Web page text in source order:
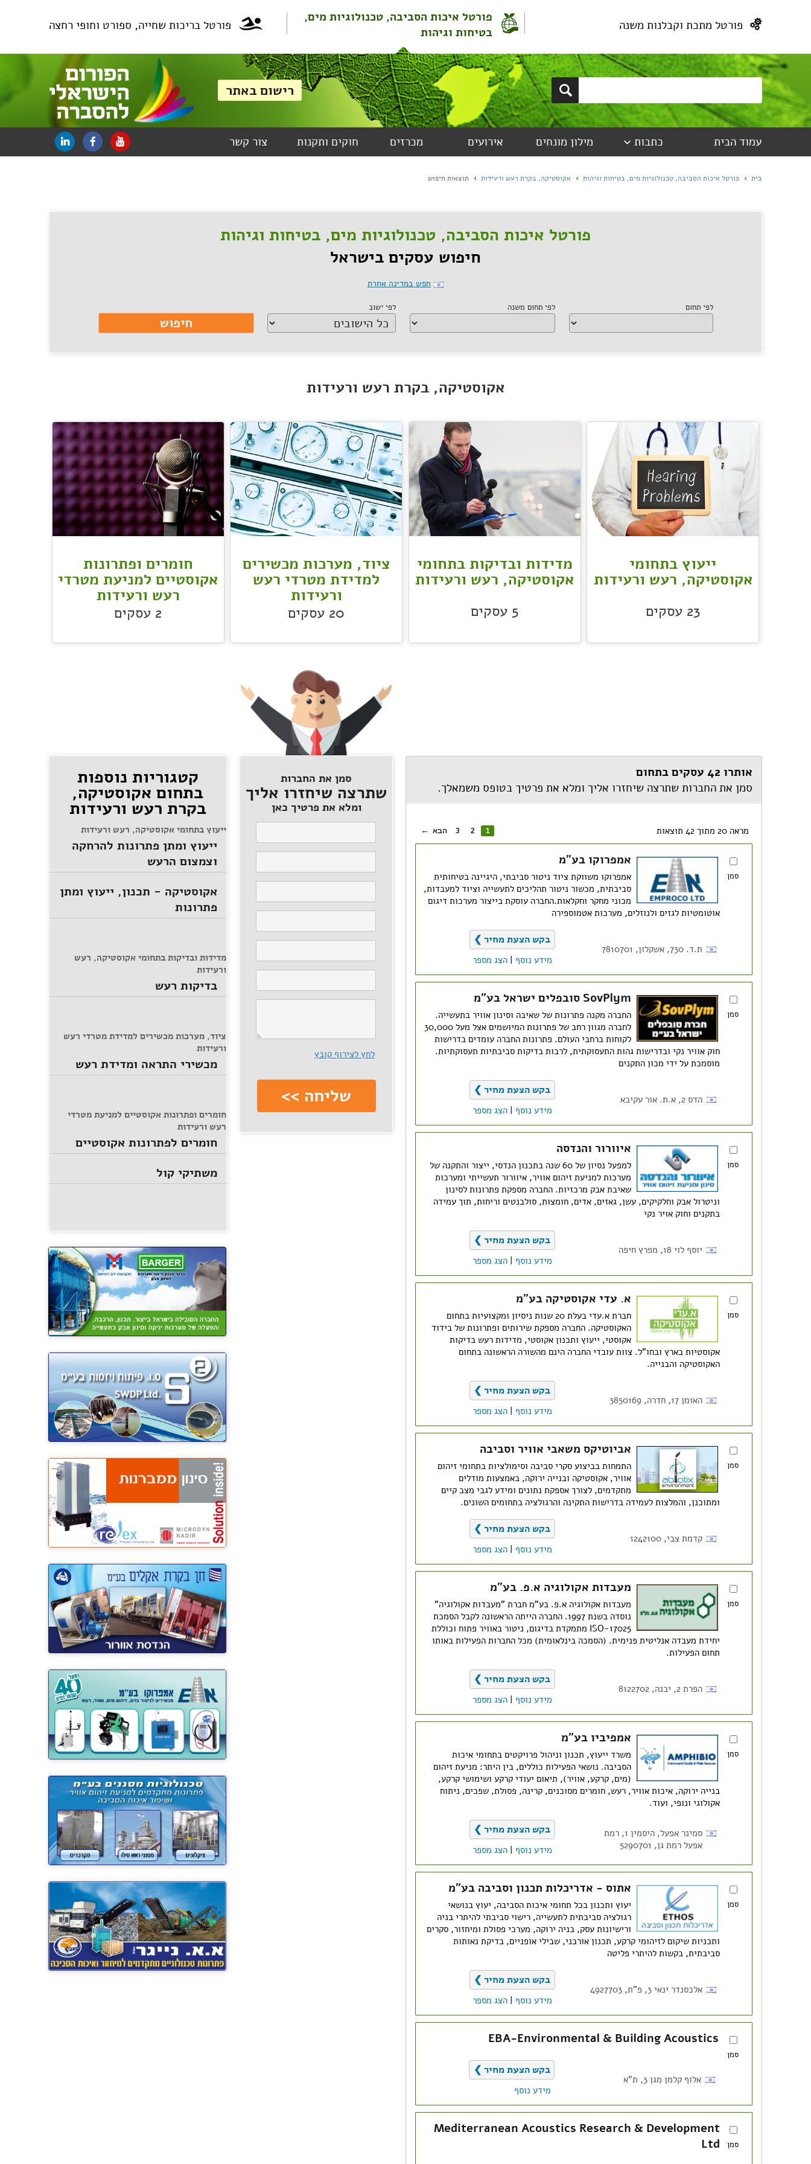
פורטל מתכת וקבלנות משנה
פורטל איכות הסביבה, טכנולוגיות מים,
בטיחות וגיהות
פורטל בריכות שחייה, ספורט וחופי רחצה
עמוד הבית כתבות מילון מונחים אירועים מכרזים חוקים ותקנות צור קשר
בית פורטל איכות הסביבה, טכנולוגיות מים, בטיחות וגיהות אקוסטיקה, בקרת רעש ורעידות תוצאות חיפוש
פורטל איכות הסביבה, טכנולוגיות מים, בטיחות וגיהות
חיפוש עסקים בישראל
חפש במדינה אחרת
לפי תחום לפי תחום משנה לפי ישוב
אקוסטיקה, בקרת רעש ורעידות
ייעוץ בתחומי
אקוסטיקה, רעש ורעידות
23 עסקים
מדידות ובדיקות בתחומי
אקוסטיקה, רעש ורעידות
5 עסקים
ציוד, מערכות מכשירים
למדידת מטרדי רעש
ורעידות
20 עסקים
חומרים ופתרונות
אקוסטיים למניעת מטרדי
רעש ורעידות
2 עסקים
אותרו 42 עסקים בתחום
סמן את החברות שתרצה שיחזרו אליך ומלא את פרטיך בטופס משמאלך.
מראה 20 מתוך 42 תוצאות 1
2
3 הבא
סמן
אמפרוקו בע"מ
אמפרוקו משווקת ציוד ניטור סביבתי, היגיינה בטיחותית
סביבתית, מכשור ניטור תהליכים לתעשייה וציוד למעבדות,
מכוני מחקר וחקלאות.החברה עוסקת בייצור מערכות דיגום
אוטומטיות לגזים ולנוזלים, מערכות אטמוספירה
ת.ד. 730, אשקלון, 7810701
בקש הצעת מחיר ❯
מידע נוסף |הצג מספר
סמן
SovPlym סובפלים ישראל בע"מ
החברה מקנה פתרונות של שאיבה וסינון אוויר בתעשייה.
לחברה מגוון רחב של פתרונות המיושמים אצל מעל 30,000
לקוחות ברחבי העולם. פתרונות החברה עומדים בדרישות
חוק אוויר נקי ובדרישות גהות התעסוקתית, לרבות בדיקות סביבתיות תעסוקתיות.
מוסמכת על ידי מכון התקנים
הדס 2, א.ת. אור עקיבא
בקש הצעת מחיר ❯
מידע נוסף |הצג מספר
סמן
איוורור והנדסה
למפעל נסיון של 60 שנה בתכנון הנדסי, ייצור והתקנה של
מערכות למניעת זיהום אוויר, איוורור תעשייתי ומערכות
שאיבת אבק מרכזיות. החברה מספקת פתרונות לסינון
וניטרול אבק וחלקיקים, עשן, גאזים, אדים, חומצות, סולבנטים וריחות, תוך עמידה
בתקנים וחוק אויר נקי
יוסף לוי 18, מפרץ חיפה
בקש הצעת מחיר ❯
מידע נוסף |הצג מספר
סמן
א. עדי אקוסטיקה בע"מ
חברת א.עדי בעלת 20 שנות ניסיון ומקצועיות בתחום
האקוסטיקה. החברה מספקת שירותים ופתרונות של בידוד
אקוסטי, ייעוץ ותכנון אקוסטי, מדידות רעש בדיקות
אקוסטיות בארץ ובחו”ל. צוות עובדי החברה הינם מהשורה הראשונה בתחום
האקוסטיקה והבנייה.
האומן 17, חדרה, 3850169
בקש הצעת מחיר ❯
מידע נוסף |הצג מספר
סמן
אביוטיקס משאבי אוויר וסביבה
התמחות בביצוע סקרי סביבה וסימולציות בתחומי זיהום
אוויר, אקוסטיקה ובנייה ירוקה, באמצעות מודלים
מתקדמים, לצורך אספקת נתונים ומידע לגבי מצב קיים
ומתוכנן, והמלצות לעמידה בדרישות התקינה והרגולציה בתחומים השונים.
קדמת צבי, 1242100
בקש הצעת מחיר ❯
מידע נוסף |הצג מספר
סמן
מעבדות אקולוגיה א.פ. בע"מ
מעבדות אקולוגיה א.פ. בע"מ חברת "מעבדות אקולוגיה"
נוסדה בשנת 1997. החברה הייתה הראשונה לקבל הסמכת
ISO-17025 מתמקדת בדיגום, ניטור באוויר פתוח וכוללת
יחידת מעבדה אנליטית פנימית. (הסמכה בינלאומית) מכל החברות הפעילות באותו
תחום הפעילות.
הפרת 2, יבנה, 8122702
בקש הצעת מחיר ❯
מידע נוסף |הצג מספר
סמן
אמפיביו בע"מ
משרד ייעוץ, תכנון וניהול פרויקטים בתחומי איכות
הסביבה. נושאי הפעילות כוללים, בין היתר: מניעת זיהום
(מים, קרקע, אוויר), תיאום יעודי קרקע ושימושי קרקע,
בנייה ירוקה, איכות אוויר, רעש, חומרים מסוכנים, קרינה, פסולת, שפכים, ניתוח
אקולוגי ונופי, ועוד.
סמינר אפעל, היסמין 1, רמת
אפעל רמת גן, 5290701
בקש הצעת מחיר ❯
מידע נוסף |הצג מספר
סמן
אתוס - אדריכלות תכנון וסביבה בע"מ
יעוץ ותכנון בכל תחומי איכות הסביבה, יעוץ בנושאי
רגולציה סביבתית לתעשייה, רישוי סביבתי להיתרי בניה
ורישיונות עסק, בניה ירוקה, מערכי פסולת ומיחזור, סקרים
ותכניות שיקום לזיהומי קרקע, תכנון אורבני, שבילי אופניים, בדיקת נאותות
סביבתית, בקשות להיתרי פליטה
אלכסנדר ינאי 3, פ"ת, 4927703
בקש הצעת מחיר ❯
מידע נוסף |הצג מספר
סמן
EBA-Environmental & Building Acoustics
אלוף קלמן מגן 3, ת"א
בקש הצעת מחיר ❯
מידע נוסף
סמן
Mediterranean Acoustics Research & Development
Ltd
סמן את החברות
שתרצה שיחזרו אליך
ומלא את פרטיך כאן
לחץ לצירוף קובץ
קטגוריות נוספות
בתחום אקוסטיקה,
בקרת רעש ורעידות
ייעוץ בתחומי אקוסטיקה, רעש ורעידות
ייעוץ ומתן פתרונות להרחקה
וצמצום הרעש
אקוסטיקה - תכנון, ייעוץ ומתן
פתרונות
מדידות ובדיקות בתחומי אקוסטיקה, רעש
ורעידות
בדיקות רעש
ציוד, מערכות מכשירים למדידת מטרדי רעש
ורעידות
מכשירי התראה ומדידת רעש
חומרים ופתרונות אקוסטיים למניעת מטרדי
רעש ורעידות
חומרים לפתרונות אקוסטיים
משתיקי קול